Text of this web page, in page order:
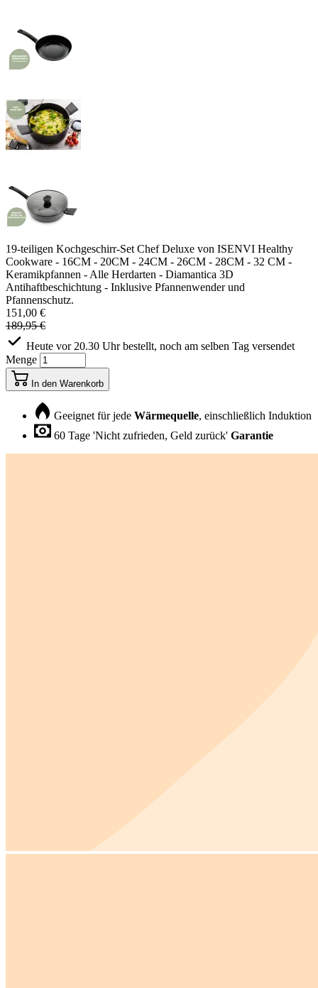
19-teiligen Kochgeschirr-Set Chef Deluxe von ISENVI Healthy
Cookware - 16CM - 20CM - 24CM - 26CM - 28CM - 32 CM -
Keramikpfannen - Alle Herdarten - Diamantica 3D
Antihaftbeschichtung - Inklusive Pfannenwender und
Pfannenschutz.
151,00 €
189,95 €
Heute vor 20.30 Uhr bestellt, noch am selben Tag versendet
Menge
In den Warenkorb
Geeignet für jede Wärmequelle, einschließlich Induktion
60 Tage 'Nicht zufrieden, Geld zurück' Garantie